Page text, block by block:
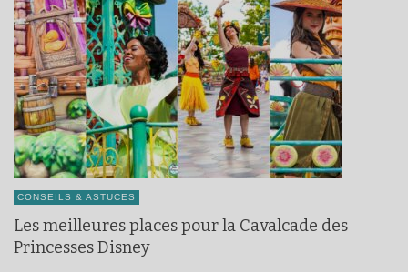
CONSEILS & ASTUCES
Les meilleures places pour la Cavalcade des
Princesses Disney